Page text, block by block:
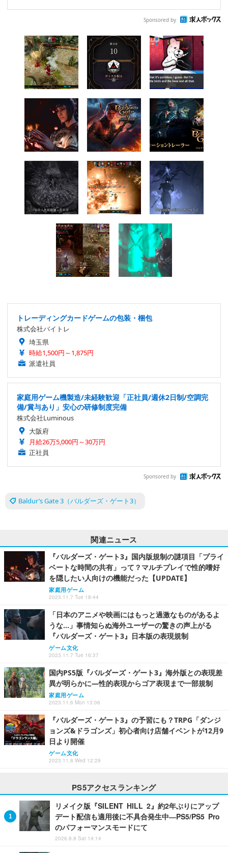
Sponsored by
トレーディングカードゲームの包装・梱包
株式会社バイトレ
埼玉県
時給1,500円～1,875円
派遣社員
家庭用ゲーム機製造/未経験歓迎「正社員/週休2日制/空調完
備/賞与あり」安心の研修制度完備
株式会社Luminous
大阪府
月給26万5,000円～30万円
正社員
Sponsored by
Baldur’s Gate 3（バルダーズ・ゲート3）
関連ニュース
『バルダーズ・ゲート3』国内版規制の謎項目「プライ
ベートな時間の共有」って？マルチプレイで性的嗜好
を隠したい人向けの機能だった【UPDATE】
家庭用ゲーム
2023.11.7 Tue 18:44
「日本のアニメや映画にはもっと過激なものがあるよ
うな…」事情知らぬ海外ユーザーの驚きの声上がる
『バルダーズ・ゲート3』日本版の表現規制
ゲーム文化
2023.11.7 Tue 16:37
国内PS5版『バルダーズ・ゲート3』海外版との表現差
異が明らかに―性的表現からゴア表現まで一部規制
家庭用ゲーム
2023.11.6 Mon 13:06
『バルダーズ・ゲート3』の予習にも？TRPG「ダンジ
ョンズ&ドラゴンズ」初心者向け店舗イベントが12月9
日より開催
ゲーム文化
2023.11.8 Wed 12:29
PS5アクセスランキング
リメイク版『SILENT HILL 2』約2年ぶりにアップ
デート配信も適用後に不具合発生中―PS5/PS5 Pro
のパフォーマンスモードにて
2026.8.8 Sat 14:14